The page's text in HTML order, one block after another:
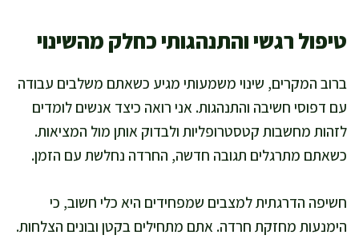
טיפול רגשי והתנהגותי כחלק מהשינוי
ברוב המקרים, שינוי משמעותי מגיע כשאתם משלבים עבודה
עם דפוסי חשיבה והתנהגות. אני רואה כיצד אנשים לומדים
לזהות מחשבות קטסטרופליות ולבדוק אותן מול המציאות.
כשאתם מתרגלים תגובה חדשה, החרדה נחלשת עם הזמן.
חשיפה הדרגתית למצבים שמפחידים היא כלי חשוב, כי
הימנעות מחזקת חרדה. אתם מתחילים בקטן ובונים הצלחות.